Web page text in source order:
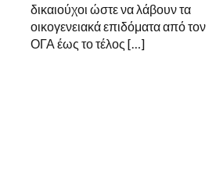
δικαιούχοι ώστε να λάβουν τα
οικογενειακά επιδόματα από τον
ΟΓΑ έως το τέλος […]